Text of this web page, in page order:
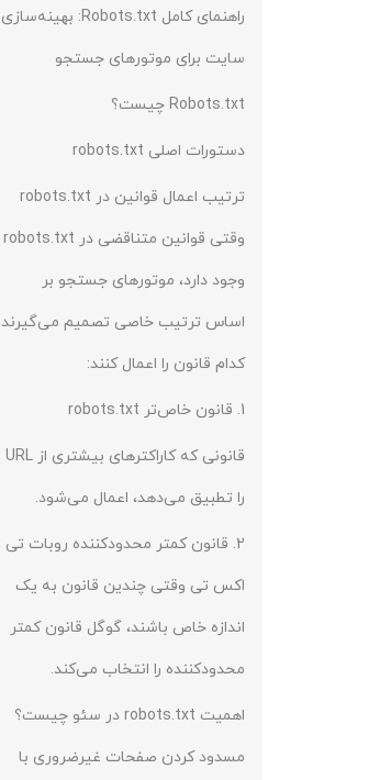
راهنمای کامل Robots.txt: بهینه‌سازی
سایت برای موتورهای جستجو
Robots.txt چیست؟
دستورات اصلی robots.txt
ترتیب اعمال قوانین در robots.txt
وقتی قوانین متناقضی در robots.txt
وجود دارد، موتورهای جستجو بر
اساس ترتیب خاصی تصمیم می‌گیرند
کدام قانون را اعمال کنند:
1. قانون خاص‌تر robots.txt
قانونی که کاراکترهای بیشتری از URL
را تطبیق می‌دهد، اعمال می‌شود.
2. قانون کمتر محدودکننده روبات تی
اکس تی وقتی چندین قانون به یک
اندازه خاص باشند، گوگل قانون کمتر
محدودکننده را انتخاب می‌کند.
اهمیت robots.txt در سئو چیست؟
مسدود کردن صفحات غیرضروری با